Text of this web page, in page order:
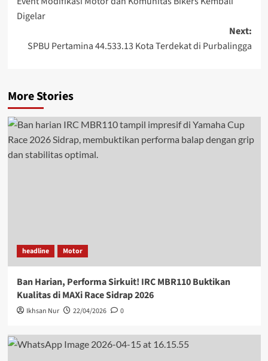
Digelar
Next:
SPBU Pertamina 44.533.13 Kota Terdekat di Purbalingga
More Stories
headline Motor
Ban Harian, Performa Sirkuit! IRC MBR110 Buktikan
Kualitas di MAXi Race Sidrap 2026
Ikhsan Nur 22/04/2026 0